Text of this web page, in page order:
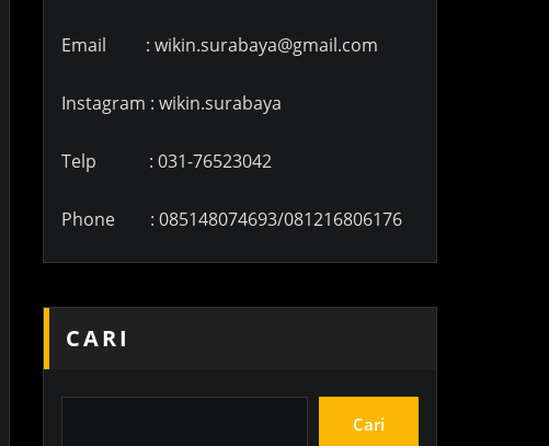
Email : wikin.surabaya@gmail.com
Instagram : wikin.surabaya
Telp : 031-76523042
Phone : 085148074693/081216806176
CARI
Cari